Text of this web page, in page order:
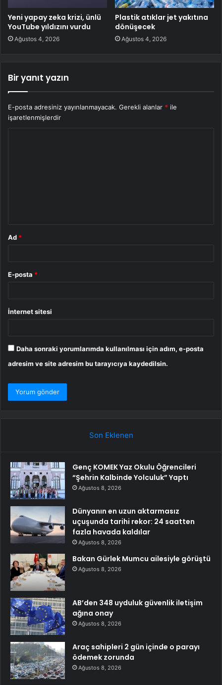
Yeni yapay zeka krizi, ünlü
YouTube yıldızını vurdu
Ağustos 4, 2026
Plastik atıklar jet yakıtına
dönüşecek
Ağustos 4, 2026
Bir yanıt yazın
E-posta adresiniz yayınlanmayacak. Gerekli alanlar * ile
işaretlenmişlerdir
Ad *
E-posta *
İnternet sitesi
Daha sonraki yorumlarımda kullanılması için adım, e-posta
adresim ve site adresim bu tarayıcıya kaydedilsin.
Son Eklenen
Genç KOMEK Yaz Okulu Öğrencileri
“Şehrin Kalbinde Yolculuk” Yaptı
Ağustos 8, 2026
Dünyanın en uzun aktarmasız
uçuşunda tarihi rekor: 24 saatten
fazla havada kaldılar
Ağustos 8, 2026
Bakan Gürlek Mumcu ailesiyle görüştü
Ağustos 8, 2026
AB’den 348 uyduluk güvenlik iletişim
ağına onay
Ağustos 8, 2026
Araç sahipleri 2 gün içinde o parayı
ödemek zorunda
Ağustos 8, 2026